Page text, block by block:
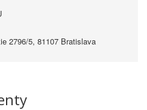
2796/5, 81107 Bratislava